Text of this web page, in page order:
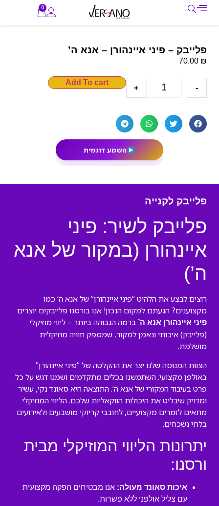
0
פלייבק – פיני איינהורן – אנא ה’
70.00 ₪
-
+
Add To cart
השמע דוגמית
פלייבק לקנייה
פלייבק לשיר: פיני
איינהורן (במקור של אנא
ה’)
רוצים לבצע את הלהיט “פיני איינהורן” של אנא ה’ כמו
מקצוענים? הגעתם למקום הנכון! אנו בורסנו פלייבקים יוצרים
פיני איינהורן אנא ה’ ברמה הגבוהה ביותר – ליווי מוזיקלי
(פלייבק) איכותי ונאמן למקור, שמספק חוויה מוזיקלית
מושלמת.
הצוות המנוסה שלנו יצר את ההקלטה של “פיני איינהורן”
באולפן מקצועי. השתמשנו בכלים מתקדמים ושמנו דגש על כל
פרט בעיבוד המקורי של אנא ה’. התוצאה היא סאונד נקי, עשיר
ומדויק שיבליט את היכולות הווקאליות שלכם. הליווי המוזיקלי
מתאים לזמרים מקצועיים, לחובבי קריוקי מושבעים ולאירועים
בלתי נשכחים.
יתרונות הליווי המוזיקלי מבית
ורסנו:
איכות סאונד מעולה: אנו מבטיחים הפקה מקצועית
עם צליל אולפני ללא פשרות.